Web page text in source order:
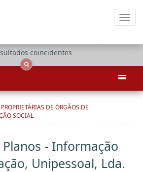
coincidentes
DE ÓRGÃOS DE
SOCIAL
- Informação
Unipessoal, Lda.